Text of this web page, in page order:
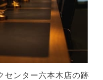
センター六本木店の跡